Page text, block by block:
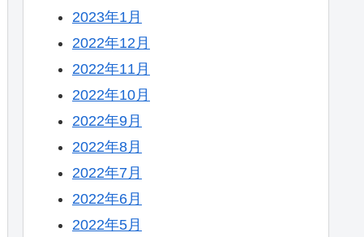
2023年1月
2022年12月
2022年11月
2022年10月
2022年9月
2022年8月
2022年7月
2022年6月
2022年5月